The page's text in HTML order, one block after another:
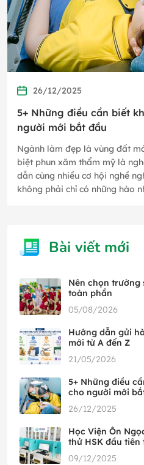
26/12/2025
5+ Những điều cần biết
người mới bắt đầu
Ngành làm đẹp là vùng đất
biệt phun xăm thẩm mỹ là
dẫn cùng nhiều cơ hội nghề
không phải chỉ có những hào
Bài viết mới
Nên chọn trường
toàn phần
05/08/2026
Hướng dẫn gửi
mới từ A đến Z
21/05/2026
5+ Những điều
cho người mới
26/12/2025
Học Viện Ôn
thử HSK đầu tiên
09/12/2025